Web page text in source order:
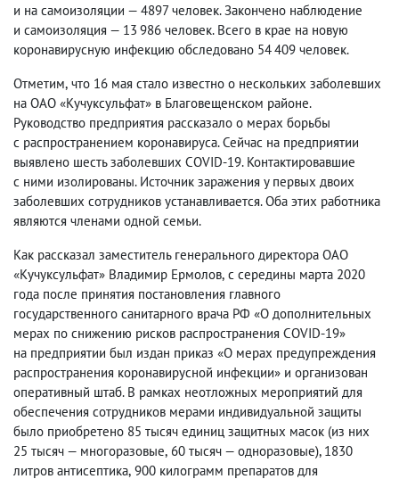
и на самоизоляции — 4897 человек. Закончено наблюдение
и самоизоляция — 13 986 человек. Всего в крае на новую
коронавирусную инфекцию обследовано 54 409 человек.
Отметим, что 16 мая стало известно о нескольких заболевших
на ОАО «Кучуксульфат» в Благовещенском районе.
Руководство предприятия рассказало о мерах борьбы
с распространением коронавируса. Сейчас на предприятии
выявлено шесть заболевших COVID-19. Контактировавшие
с ними изолированы. Источник заражения у первых двоих
заболевших сотрудников устанавливается. Оба этих работника
являются членами одной семьи.
Как рассказал заместитель генерального директора ОАО
«Кучуксульфат» Владимир Ермолов, с середины марта 2020
года после принятия постановления главного
государственного санитарного врача РФ «О дополнительных
мерах по снижению рисков распространения COVID-19»
на предприятии был издан приказ «О мерах предупреждения
распространения коронавирусной инфекции» и организован
оперативный штаб. В рамках неотложных мероприятий для
обеспечения сотрудников мерами индивидуальной защиты
было приобретено 85 тысяч единиц защитных масок (из них
25 тысяч — многоразовые, 60 тысяч — одноразовые), 1830
литров антисептика, 900 килограмм препаратов для